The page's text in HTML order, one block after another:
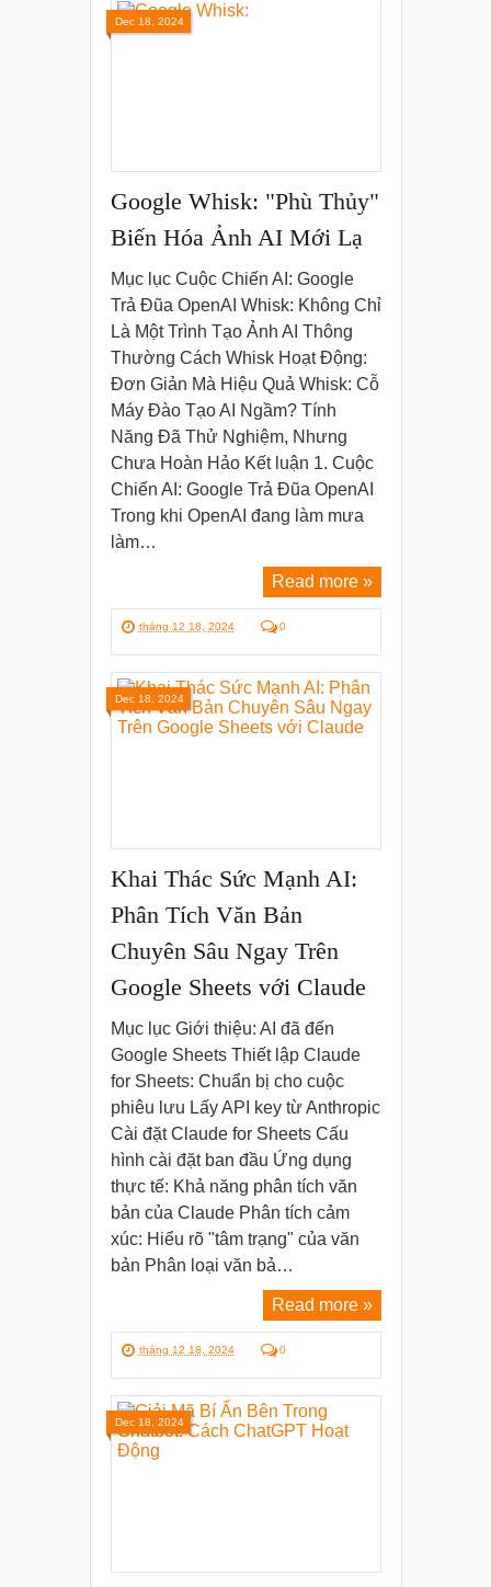
Google Whisk: "Phù Thủy"
Biến Hóa Ảnh AI Mới Lạ
Mục lục Cuộc Chiến AI: Google
Trả Đũa OpenAI Whisk: Không Chỉ
Là Một Trình Tạo Ảnh AI Thông
Thường Cách Whisk Hoạt Động:
Đơn Giản Mà Hiệu Quả Whisk: Cỗ
Máy Đào Tạo AI Ngầm? Tính
Năng Đã Thử Nghiệm, Nhưng
Chưa Hoàn Hảo Kết luận 1. Cuộc
Chiến AI: Google Trả Đũa OpenAI
Trong khi OpenAI đang làm mưa
làm…
Read more »
tháng 12 18, 2024 0
Dec 18, 2024
Khai Thác Sức Mạnh AI:
Phân Tích Văn Bản
Chuyên Sâu Ngay Trên
Google Sheets với Claude
Mục lục Giới thiệu: AI đã đến
Google Sheets Thiết lập Claude
for Sheets: Chuẩn bị cho cuộc
phiêu lưu Lấy API key từ Anthropic
Cài đặt Claude for Sheets Cấu
hình cài đặt ban đầu Ứng dụng
thực tế: Khả năng phân tích văn
bản của Claude Phân tích cảm
xúc: Hiểu rõ "tâm trạng" của văn
bản Phân loại văn bả…
Read more »
tháng 12 18, 2024 0
Dec 18, 2024
Dec 18, 2024